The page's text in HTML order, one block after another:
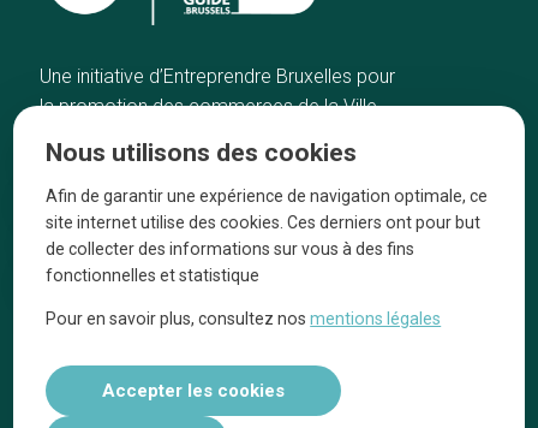
Une initiative d’Entreprendre Bruxelles pour
la promotion des commerces de la Ville
Accueil
Bonnes adresses
Quartiers
Blog
Tops 10
Artisans
A propos
On parle de nous
Nous utilisons des cookies
Afin de garantir une expérience de navigation optimale, ce
site internet utilise des cookies. Ces derniers ont pour but
de collecter des informations sur vous à des fins
fonctionnelles et statistique
Pour en savoir plus, consultez nosmentions légales
Accepter les cookies